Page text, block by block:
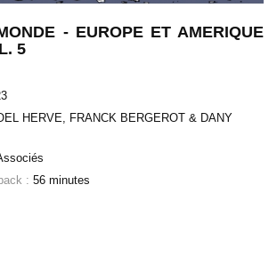
- EUROPE ET AMERIQUE
5
HERVE, FRANCK BERGEROT & DANY
: 56 minutes